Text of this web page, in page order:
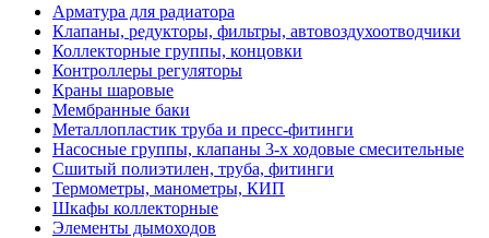
Арматура для радиатора
Клапаны, редукторы, фильтры, автовоздухоотводчики
Коллекторные группы, концовки
Контроллеры регуляторы
Краны шаровые
Мембранные баки
Металлопластик труба и пресс-фитинги
Насосные группы, клапаны 3-х ходовые смесительные
Сшитый полиэтилен, труба, фитинги
Термометры, манометры, КИП
Шкафы коллекторные
Элементы дымоходов